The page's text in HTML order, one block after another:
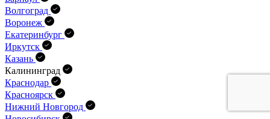
Волгоград
Воронеж
Екатеринбург
Иркутск
Казань
Калининград
Краснодар
Красноярск
Нижний Новгород